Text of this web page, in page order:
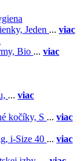
Jeden ... viac
Bio ... viac
... viac
kočíky, S ... viac
i-Size 40 ... viac